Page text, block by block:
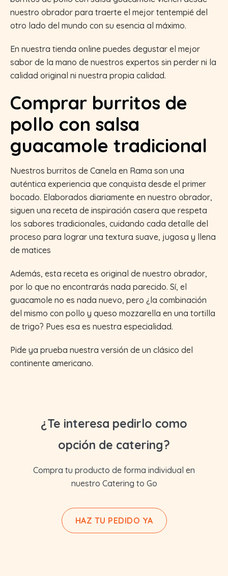
nuestro obrador para traerte el mejor tentempié del
otro lado del mundo con su esencia al máximo.
En nuestra tienda online puedes degustar el mejor
sabor de la mano de nuestros expertos sin perder ni la
calidad original ni nuestra propia calidad.
Comprar burritos de
pollo con salsa
guacamole tradicional
Nuestros burritos de Canela en Rama son una
auténtica experiencia que conquista desde el primer
bocado. Elaborados diariamente en nuestro obrador,
siguen una receta de inspiración casera que respeta
los sabores tradicionales, cuidando cada detalle del
proceso para lograr una textura suave, jugosa y llena
de matices
Además, esta receta es original de nuestro obrador,
por lo que no encontrarás nada parecido. Sí, el
guacamole no es nada nuevo, pero ¿la combinación
del mismo con pollo y queso mozzarella en una tortilla
de trigo? Pues esa es nuestra especialidad.
Pide ya prueba nuestra versión de un clásico del
continente americano.
¿Te interesa pedirlo como
opción de catering?
Compra tu producto de forma individual en
nuestro Catering to Go
HAZ TU PEDIDO YA